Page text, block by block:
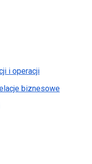
i operacji
biznesowe